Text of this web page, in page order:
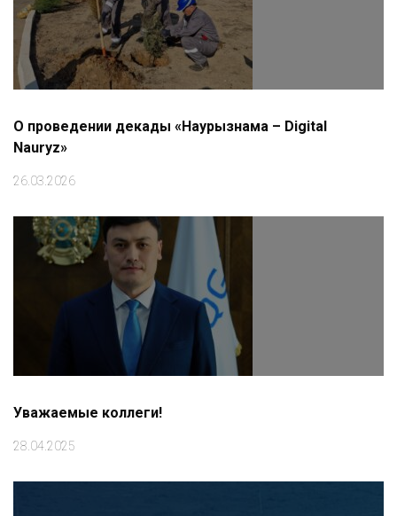
О проведении декады «Наурызнама – Digital
Nauryz»
26.03.2026
Уважаемые коллеги!
28.04.2025